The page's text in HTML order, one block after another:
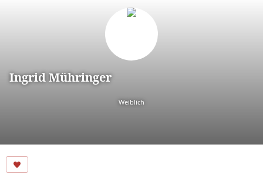
Ingrid Mühringer
Weiblich